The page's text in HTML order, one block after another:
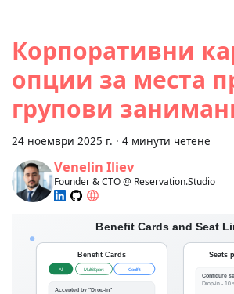
Корпоративни
опции за места
групови
24 ноември 2025 г. · 4 минути четене
Venelin Iliev
Founder & CTO @ Reservation.Studio